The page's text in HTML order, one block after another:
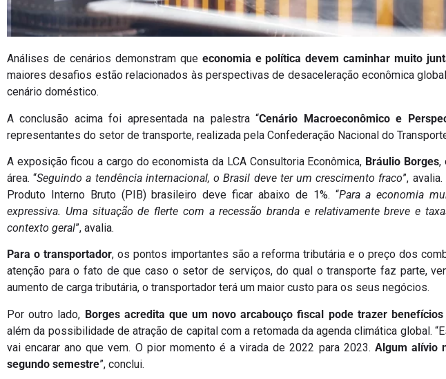
Análises de cenários demonstram que economia e política devem caminhar muito
maiores desafios estão relacionados às perspectivas de desaceleração econômica
cenário doméstico.
A conclusão acima foi apresentada na palestra “Cenário Macroeconômico e
representantes do setor de transporte, realizada pela Confederação Nacional do
A exposição ficou a cargo do economista da LCA Consultoria Econômica, Bráulio Borges,
área. “Seguindo a tendência internacional, o Brasil deve ter um crescimento fraco”,
Produto Interno Bruto (PIB) brasileiro deve ficar abaixo de 1%. “Para a economia
expressiva. Uma situação de flerte com a recessão branda e relativamente breve e
contexto geral”, avalia.
Para o transportador, os pontos importantes são a reforma tributária e o preço dos
atenção para o fato de que caso o setor de serviços, do qual o transporte faz parte,
aumento de carga tributária, o transportador terá um maior custo para os seus negócios.
Por outro lado, Borges acredita que um novo arcabouço fiscal pode trazer
além da possibilidade de atração de capital com a retomada da agenda climática global.
vai encarar ano que vem. O pior momento é a virada de 2022 para 2023. Algum alívio
segundo semestre”, conclui.